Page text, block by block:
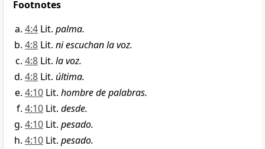
Footnotes
4:4 Lit. palma.
4:8 Lit. ni escuchan la voz.
4:8 Lit. la voz.
4:8 Lit. última.
4:10 Lit. hombre de palabras.
4:10 Lit. desde.
4:10 Lit. pesado.
4:10 Lit. pesado.